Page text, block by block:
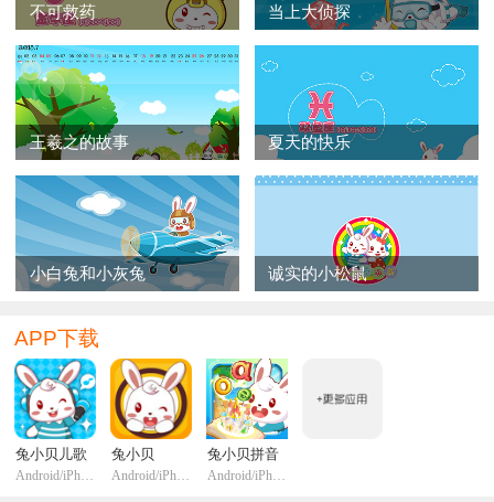
不可救药 当上大侦探
王羲之的故事 夏天的快乐
小白兔和小灰兔 诚实的小松鼠
APP下载
兔小贝儿歌
Android/iPhone/iPadi
兔小贝
Android/iPhone/iPadi
兔小贝拼音
Android/iPhone/iPadi